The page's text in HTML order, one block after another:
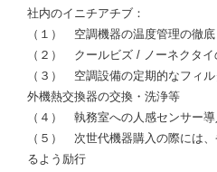
社内のイニチアチブ：
（１） 空調機器の温度管理の徹
（２） クールビズ / ノーネクタイ
（３） 空調設備の定期的なフィ
外機熱交換器の交換・洗浄等
（４） 執務室への人感センサー
（５） 次世代機器購入の際には
るよう励行